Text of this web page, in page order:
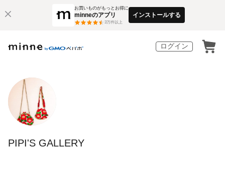
お買いものがもっとお得に
minneのアプリ
3万件以上
インストールする
ログイン
PIPI'S GALLERY